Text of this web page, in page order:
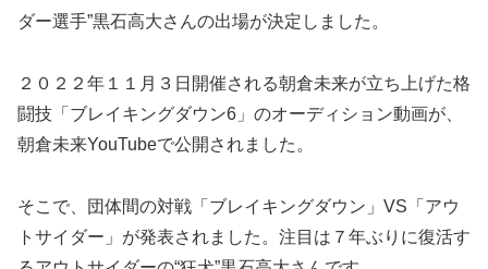
ダー選手”黒石高大さんの出場が決定しました。
２０２２年１１月３日開催される朝倉未来が立ち上げた格
闘技「ブレイキングダウン6」のオーディション動画が、
朝倉未来YouTubeで公開されました。
そこで、団体間の対戦「ブレイキングダウン」VS「アウ
トサイダー」が発表されました。注目は７年ぶりに復活す